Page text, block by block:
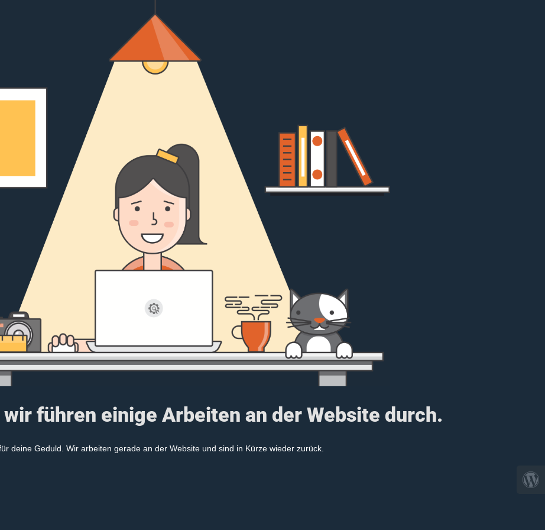
führen einige Arbeiten an der Website durch.
deine Geduld. Wir arbeiten gerade an der Website und sind in Kürze wieder zurück.